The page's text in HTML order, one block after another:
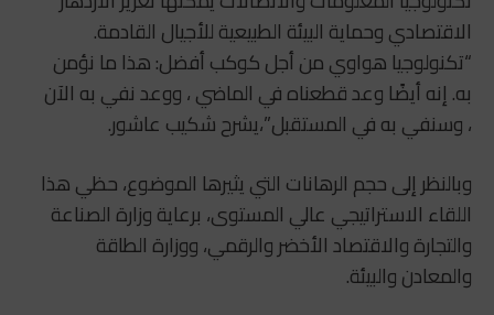
الاقتصادي وحماية البيئة الطبيعية للأجيال القادمة.
“تكنولوجيا هواوي من أجل كوكب أفضل: هذا ما نؤمن
به. إنه أيضًا وعد قطعناه في الماضي ، ووعد نفي به الآن
، وسنفي به في المستقبل”،يشرح شكيب عاشور.
وبالنظر إلى حجم الرهانات التي يثيرها الموضوع، حظي هذا
اللقاء الاستراتيجي عالي المستوى، برعاية وزارة الصناعة
والتجارة والاقتصاد الأخضر والرقمي، ووزارة الطاقة
والمعادن والبيئة.